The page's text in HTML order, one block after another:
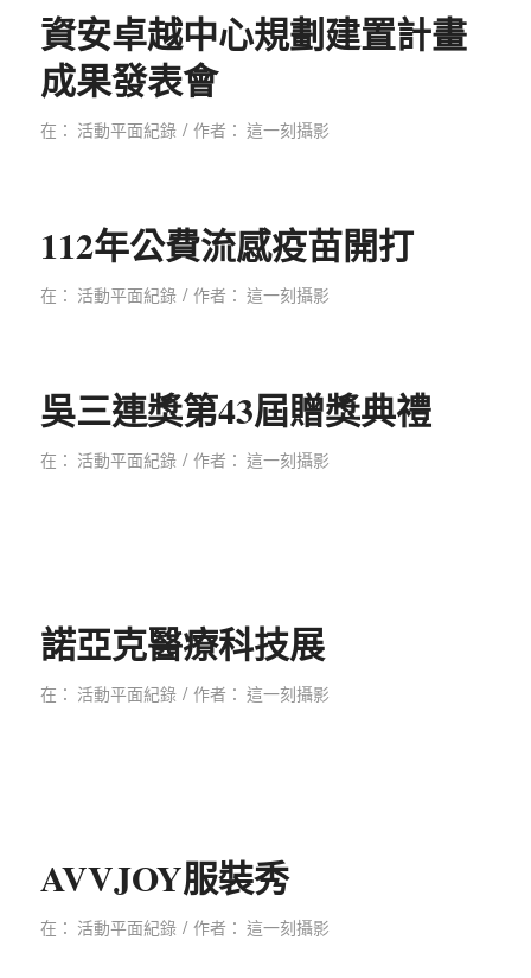
資安卓越中心規劃建置計畫
成果發表會
在： 活動平面紀錄 / 作者： 這一刻攝影
112年公費流感疫苗開打
在： 活動平面紀錄 / 作者： 這一刻攝影
吳三連獎第43屆贈獎典禮
在： 活動平面紀錄 / 作者： 這一刻攝影
諾亞克醫療科技展
在： 活動平面紀錄 / 作者： 這一刻攝影
AVVJOY服裝秀
在： 活動平面紀錄 / 作者： 這一刻攝影